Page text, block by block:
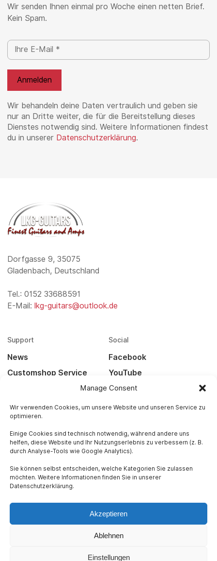
Manage Consent
Wir verwenden Cookies, um unsere Website und unseren Service zu
optimieren.
Einige Cookies sind technisch notwendig, während andere uns
helfen, diese Website und Ihr Nutzungserlebnis zu verbessern (z. B.
durch Analyse-Tools wie Google Analytics).
Sie können selbst entscheiden, welche Kategorien Sie zulassen
möchten. Weitere Informationen finden Sie in unserer
Datenschutzerklärung.
Akzeptieren
Ablehnen
Einstellungen
Wir senden Ihnen einmal pro Woche einen netten Brief.
Kein Spam.
Wir behandeln deine Daten vertraulich und geben sie
nur an Dritte weiter, die für die Bereitstellung dieses
Dienstes notwendig sind. Weitere Informationen findest
du in unserer Datenschutzerklärung.
Dorfgasse 9, 35075
Gladenbach, Deutschland
Tel.: 0152 33688591
E-Mail: lkg-guitars@outlook.de
Support
News
Customshop Service
Widerrufsbelehrung
Versandarten
Social
Facebook
YouTube
Instagram
Rechtliches
Datenschutz